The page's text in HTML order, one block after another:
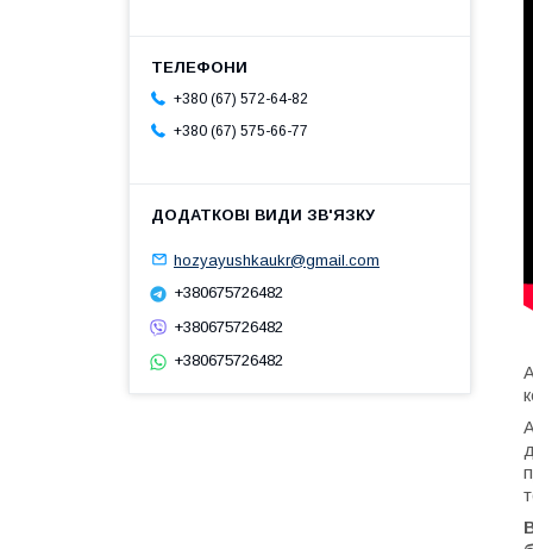
+380 (67) 572-64-82
+380 (67) 575-66-77
hozyayushkaukr@gmail.com
+380675726482
+380675726482
+380675726482